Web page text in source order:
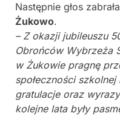
Następnie głos
Żukowo.
– Z okazji jubileuszu
Obrońców Wybrzeża
w Żukowie pragnę
społeczności
gratulacje oraz
kolejne lata były